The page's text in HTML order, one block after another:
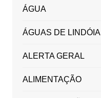
ÁGUA
ÁGUAS DE LINDÓIA
ALERTA GERAL
ALIMENTAÇÃO